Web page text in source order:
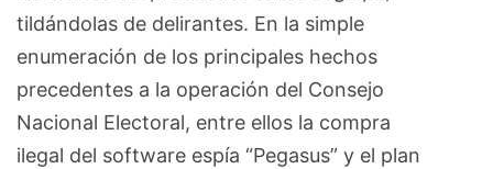
tildándolas de delirantes. En la simple
enumeración de los principales hechos
precedentes a la operación del Consejo
Nacional Electoral, entre ellos la compra
ilegal del software espía “Pegasus” y el plan